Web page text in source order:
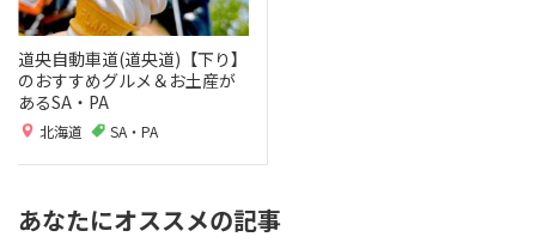
道央自動車道(道央道)【下り】
のおすすめグルメ＆お土産が
あるSA・PA
北海道 SA・PA
あなたにオススメの記事